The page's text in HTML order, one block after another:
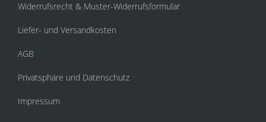
Widerrufsrecht & Muster-Widerrufsformular
Liefer- und Versandkosten
AGB
Privatsphäre und Datenschutz
Impressum